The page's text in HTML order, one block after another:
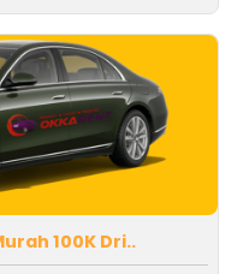
100K Dri..